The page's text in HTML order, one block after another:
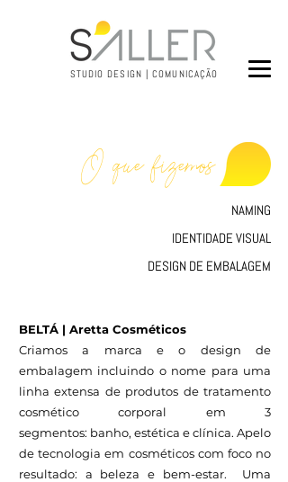
STUDIO DESIGN | COMUNICAÇÃO
BELTÁ | Aretta Cosméticos
Criamos a marca e o design de
embalagem incluindo o nome para uma
linha extensa de produtos de tratamento
cosmético corporal em 3
segmentos: banho, estética e clínica. Apelo
de tecnologia em cosméticos com foco no
resultado: a beleza e bem-estar. Uma
NAMING
IDENTIDADE VISUAL
DESIGN DE EMBALAGEM
O que fizemos